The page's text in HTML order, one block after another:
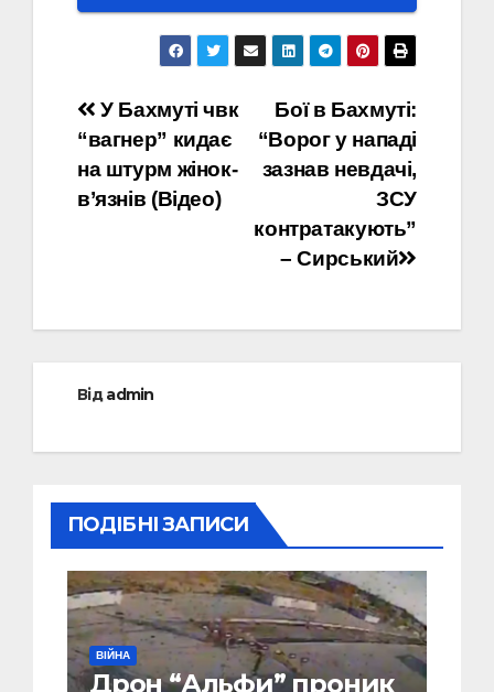
Навігація
записів
Бої в Бахмуті:
“Ворог у нападі
зазнав невдачі,
ЗСУ
контратакують”
– Сирський
У Бахмуті чвк
“вагнер” кидає
на штурм жінок-
в’язнів (Відео)
Відadmin
ПОДІБНІ ЗАПИСИ
ВІЙНА
Дрон “Альфи” проник